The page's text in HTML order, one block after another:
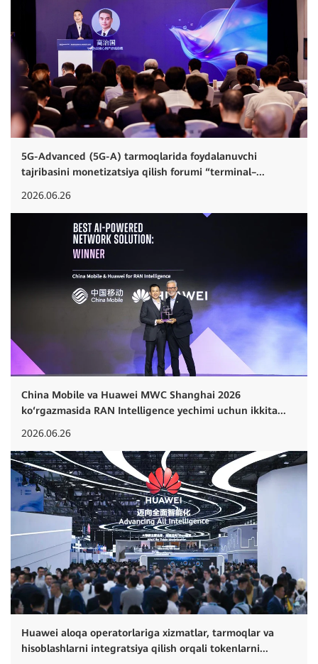
5G-Advanced (5G-A) tarmoqlarida foydalanuvchi
tajribasini monetizatsiya qilish forumi “terminal–...
2026.06.26
China Mobile va Huawei MWC Shanghai 2026
ko‘rgazmasida RAN Intelligence yechimi uchun ikkita...
2026.06.26
Huawei aloqa operatorlariga xizmatlar, tarmoqlar va
hisoblashlarni integratsiya qilish orqali tokenlarni...